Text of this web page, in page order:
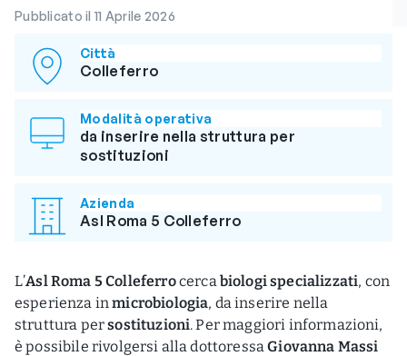
Pubblicato il 11 Aprile 2026
Città
Colleferro
Modalità operativa
da inserire nella struttura per
sostituzioni
Azienda
Asl Roma 5 Colleferro
L’Asl Roma 5 Colleferrocercabiologi specializzati, con
esperienza inmicrobiologia, da inserire nella
struttura persostituzioni. Per maggiori informazioni,
è possibile rivolgersi alla dottoressaGiovanna Massi